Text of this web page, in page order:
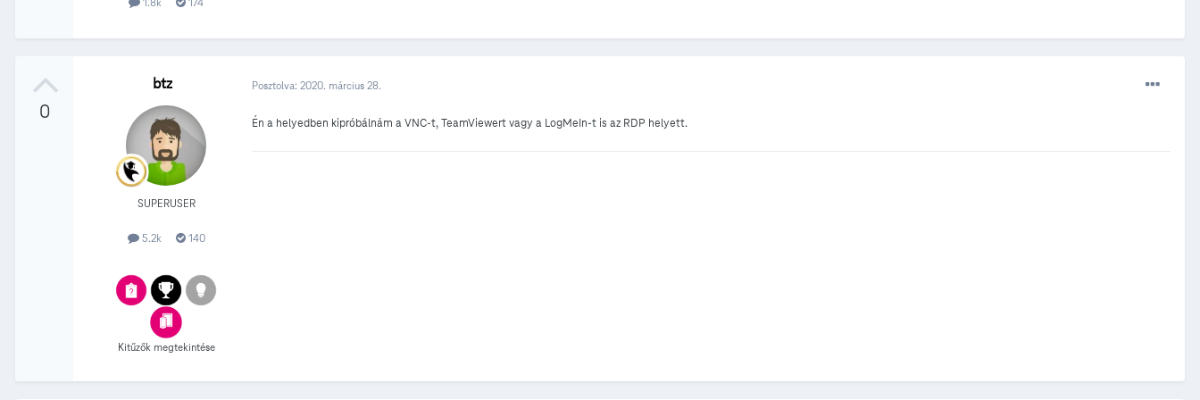
0
btz
SUPERUSER
5.2k 140
Kitűzők megtekintése
Posztolva: 2020. március 28.
Én a helyedben kipróbálnám a VNC-t, TeamViewert vagy a LogMeIn-t is az RDP helyett.